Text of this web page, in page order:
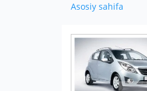
Asosiy sahifa